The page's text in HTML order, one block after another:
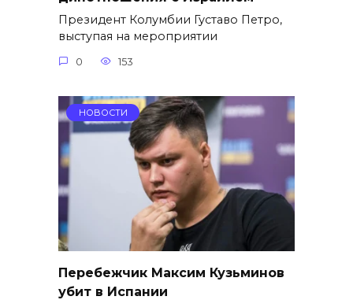
Президент Колумбии Густаво Петро,
выступая на мероприятии
0 153
НОВОСТИ
Перебежчик Максим Кузьминов
убит в Испании